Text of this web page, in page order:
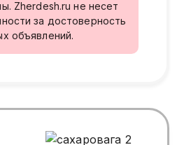
Zherdesh.ru не несет
за достоверность
объявлений.